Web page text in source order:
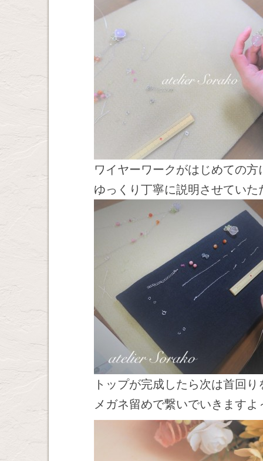
ワイヤーワークがはじめての
ゆっくり丁寧に説明させてい
トップが完成したら次は首回
メガネ留めで繋いでいきますよ